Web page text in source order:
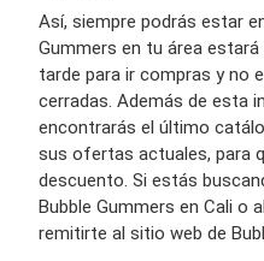
Así, siempre podrás estar
Gummers en tu área
tarde para ir compras y no
cerradas. Además de esta
encontrarás el último
sus ofertas actuales, para
descuento. Si estás
Bubble Gummers en Cali o
remitirte al sitio web de